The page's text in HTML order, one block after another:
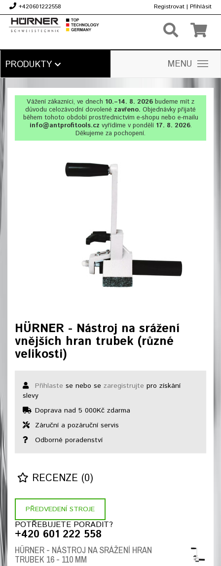
+420601222558 Registrovat | Přihlásit
PRODUKTY MENU
Vážení zákazníci, ve dnech 10.–14. 8. 2026 budeme mít z
důvodu celozávodní dovolené zavřeno. Objednávky přijaté
během tohoto období prostřednictvím e-shopu nebo e-mailu
info@antprofitools.cz vyřídíme v pondělí 17. 8. 2026.
Děkujeme za pochopení.
HÜRNER - Nástroj na srážení
vnějších hran trubek (různé
velikosti)
Přihlaste se nebo se zaregistrujte pro získání
slevy
Doprava nad 5 000Kč zdarma
Záruční a pozáruční servis
Odborné poradenství
RECENZE (0)
PŘEDVEDENÍ STROJE
POTŘEBUJETE PORADIT?
+420 601 222 558
HÜRNER - NÁSTROJ NA SRÁŽENÍ HRAN
TRUBEK 16 - 110 MM